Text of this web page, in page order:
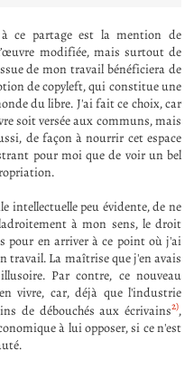
ce partage est la mention de
modifiée, mais surtout de
de mon travail bénéficiera de
de copyleft, qui constitue une
du libre. J'ai fait ce choix, car
soit versée aux communs, mais
de façon à nourrir cet espace
pour moi que de voir un bel
intellectuelle peu évidente, de ne
à mon sens, le droit
pour en arriver à ce point où j'ai
travail. La maîtrise que j'en avais
Par contre, ce nouveau
vivre, car, déjà que l'industrie
de débouchés aux écrivains2),
à lui opposer, si ce n'est